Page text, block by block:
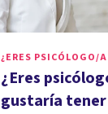
¿ERES PSICÓLOGO/
¿Eres
gustaría